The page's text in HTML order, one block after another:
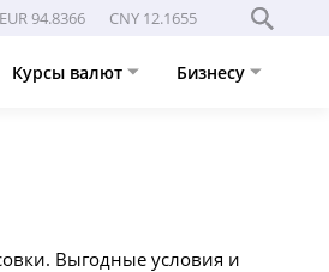
EUR 94.8366 CNY 12.1655
Курсы валют Бизнесу
Выгодные условия и